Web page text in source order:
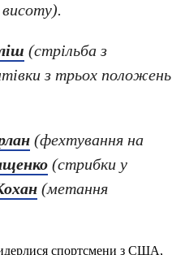
(стрільба з
з трьох положень
(фехтування на
(стрибки у
(метання
спортсмени з США,